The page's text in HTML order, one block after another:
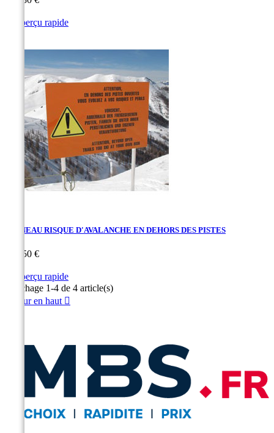
Aperçu rapide
PANNEAU RISQUE D'AVALANCHE EN DEHORS DES PISTES
280,50 €
Aperçu rapide
Affichage 1-4 de 4 article(s)
Retour en haut 